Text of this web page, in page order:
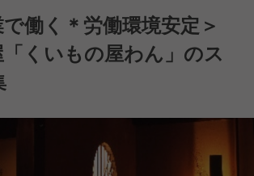
働く＊労働環境安定＞
「くいもの屋わん」のス